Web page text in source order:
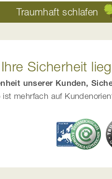
Traumhaft schlafen
Ihre Sicherheit
unserer Kunden,
ist mehrfach auf